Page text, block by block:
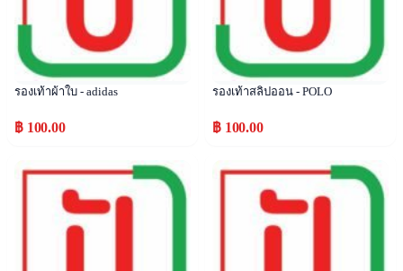
รองเท้าผ้าใบ - adidas
฿ 100.00
รองเท้าสลิปออน - POLO
฿ 100.00
Popular Popular